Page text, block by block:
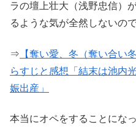
ラの壇上壮大（浅野忠信）
るような気が全然しないの
⇒ 【奪い愛、冬（奪い合い
らすじと感想「結末は池内
娠出産」
本当にオペをすることにな